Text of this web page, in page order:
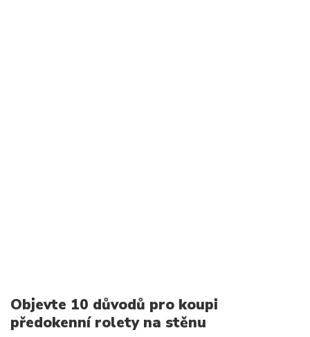
Objevte 10 důvodů pro koupi
předokenní rolety na stěnu